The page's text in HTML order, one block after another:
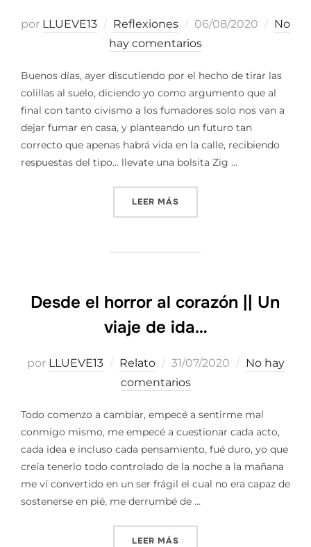
por LLUEVE13 Reflexiones
Publicado
el
06/08/2020
No
hay comentarios
Buenos días, ayer discutiendo por el hecho de tirar las
colillas al suelo, diciendo yo como argumento que al
final con tanto civismo a los fumadores solo nos van a
dejar fumar en casa, y planteando un futuro tan
correcto que apenas habrá vida en la calle, recibiendo
respuestas del tipo… llevate una bolsita Zig …
LEER MÁS
Desde el horror al corazón || Un
viaje de ida…
por LLUEVE13 Relato
Publicado
el
31/07/2020
No hay
comentarios
Todo comenzo a cambiar, empecé a sentirme mal
conmigo mismo, me empecé a cuestionar cada acto,
cada idea e incluso cada pensamiento, fué duro, yo que
creía tenerlo todo controlado de la noche a la mañana
me ví convertido en un ser frágil el cual no era capaz de
sostenerse en pié, me derrumbé de …
LEER MÁS